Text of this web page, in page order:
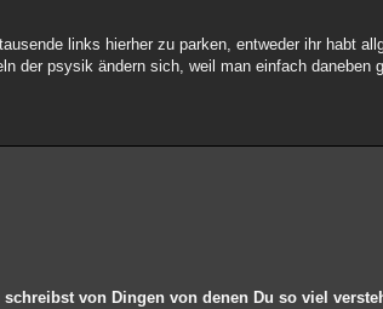
links hierher zu parken, entweder ihr habt
der psysik ändern sich, weil man einfach daneben
von Dingen von denen Du so viel